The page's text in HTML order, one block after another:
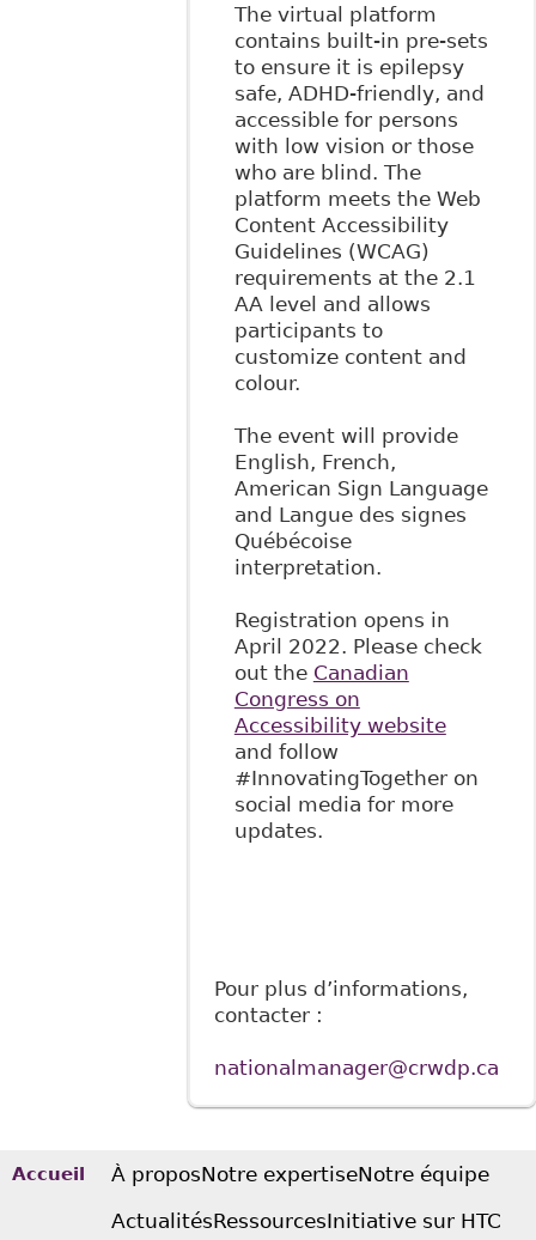
The virtual platform
contains built-in pre-sets
to ensure it is epilepsy
safe, ADHD-friendly, and
accessible for persons
with low vision or those
who are blind. The
platform meets the Web
Content Accessibility
Guidelines (WCAG)
requirements at the 2.1
AA level and allows
participants to
customize content and
colour.
The event will provide
English, French,
American Sign Language
and Langue des signes
Québécoise
interpretation.
Registration opens in
April 2022. Please check
out the Canadian
Congress on
Accessibility website
and follow
#InnovatingTogether on
social media for more
updates.
Pour plus d’informations,
contacter :
nationalmanager@crwdp.ca
Accueil À proposNotre expertiseNotre équipe
ActualitésRessourcesInitiative sur HTC